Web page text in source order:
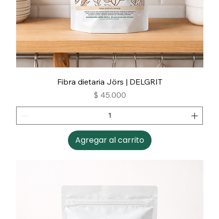
Fibra dietaria Jörs | DELGRIT
Precio
$ 45.000
Agregar al carrito